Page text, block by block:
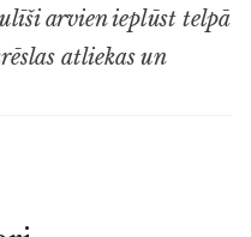
arvien ieplūst telpā
atliekas un